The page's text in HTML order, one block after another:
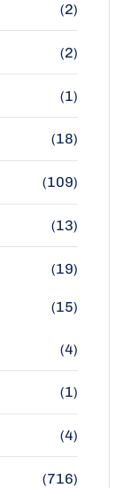
(2)
(2)
(1)
(18)
(109)
(13)
(19)
(15)
(4)
(1)
(4)
(716)